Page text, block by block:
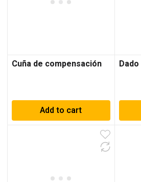
Cuña de compensación
Add to cart